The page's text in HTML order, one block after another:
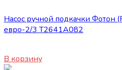
Насос ручной подкачки
евро-2/3 T2641A082
В корзину